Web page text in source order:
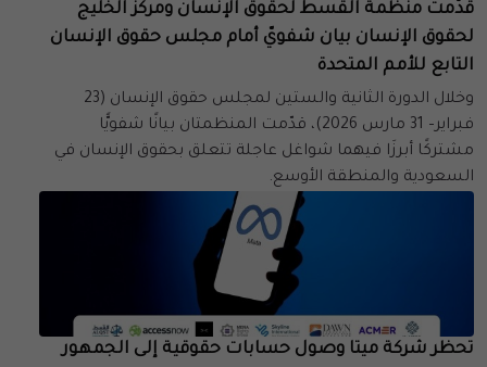
قدّمت منظمة القسط لحقوق الإنسان ومركز الخليج
لحقوق الإنسان بيان شفويّ أمام مجلس حقوق الإنسان
التابع للأمم المتحدة
وخلال الدورة الثانية والستين لمجلس حقوق الإنسان (23
فبراير– 31 مارس 2026)، قدّمت المنظمتان بيانًا شفويًّا
مشتركًا أبرزَا فيهما شواغل عاجلة تتعلق بحقوق الإنسان في
السعودية والمنطقة الأوسع.
تحظر شركة ميتا وصول حسابات حقوقية إلى الجمهور